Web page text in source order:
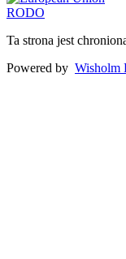
RODO
Ta strona jest
Powered by Wisholm